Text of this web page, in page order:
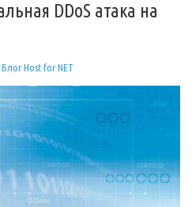
DDoS атака на
Блог Host for NET